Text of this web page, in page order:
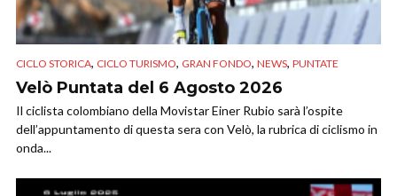
CICLO STORICA, CICLO TURISMO, GRAN FONDO, NEWS, PUNTATE
Velò Puntata del 6 Agosto 2026
Il ciclista colombiano della Movistar Einer Rubio sarà l’ospite
dell’appuntamento di questa sera con Velò, la rubrica di ciclismo in
onda...